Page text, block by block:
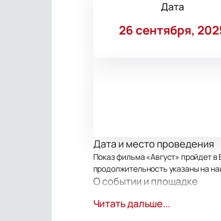
Дата
26 сентября,
Дата и место проведения
Показ фильма «Август» пройдет
продолжительность указаны на
О событии и площадке
диверсионные группы
Читать дальше...